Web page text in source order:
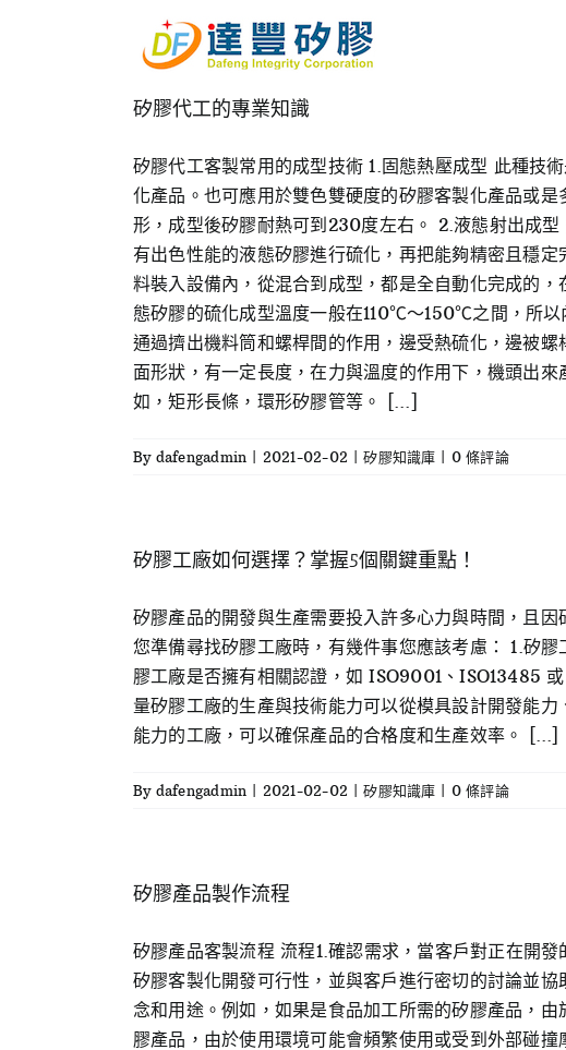
矽膠代工的專業知識
矽膠代工客製常用的成型技術 1.固態熱壓成型 此種技
化產品。也可應用於雙色雙硬度的矽膠客製化產品或
形，成型後矽膠耐熱可到230度左右。 2.液態射出成
有出色性能的液態矽膠進行硫化，再把能夠精密且穩
料裝入設備內，從混合到成型，都是全自動化完成的
態矽膠的硫化成型溫度一般在110℃～150℃之間，所
通過擠出機料筒和螺桿間的作用，邊受熱硫化，邊被
面形狀，有一定長度，在力與溫度的作用下，機頭出
如，矩形長條，環形矽膠管等。 [...]
By dafengadmin 2021-02-02 矽膠知識庫 0 條評論
矽膠工廠如何選擇？掌握5個關鍵重點！
矽膠產品的開發與生產需要投入許多心力與時間，且
您準備尋找矽膠工廠時，有幾件事您應該考慮： 1.矽
膠工廠是否擁有相關認證，如 ISO9001、ISO13485
量矽膠工廠的生產與技術能力可以從模具設計開發能
能力的工廠，可以確保產品的合格度和生產效率。 [...]
By dafengadmin 2021-02-02 矽膠知識庫 0 條評論
矽膠產品製作流程
矽膠產品客製流程 流程1.確認需求，當客戶對正在開
矽膠客製化開發可行性，並與客戶進行密切的討論並
念和用途。例如，如果是食品加工所需的矽膠產品，
膠產品，由於使用環境可能會頻繁使用或受到外部碰